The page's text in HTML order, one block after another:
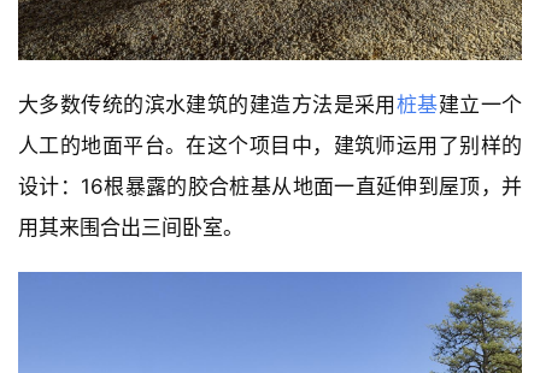
大多数传统的滨水建筑的建造方法是采用桩基建立一个
人工的地面平台。在这个项目中，建筑师运用了别样的
设计：16根暴露的胶合桩基从地面一直延伸到屋顶，并
用其来围合出三间卧室。